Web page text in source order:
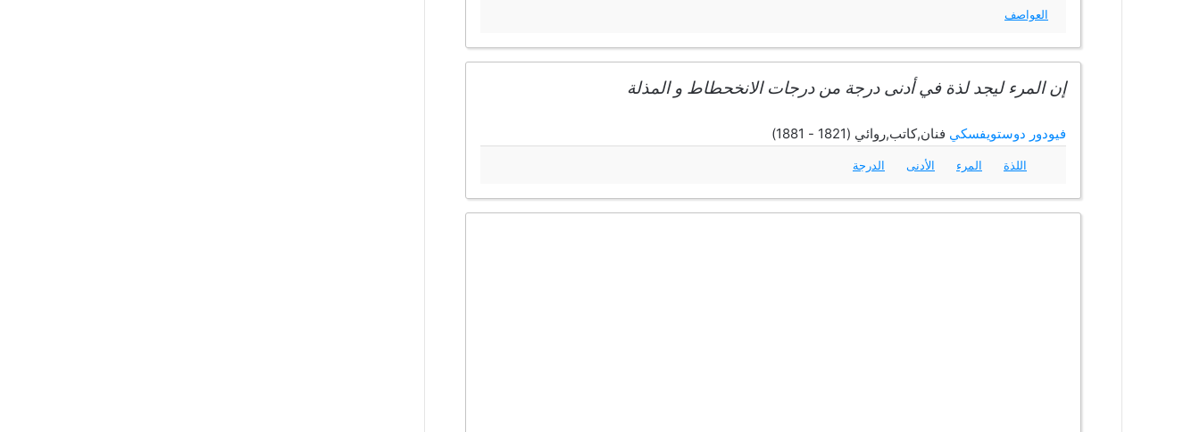
العواصف
إن المرء ليجد لذة في أدنى درجة من درجات الانخحطاط و المذلة
فيودور دوستويفسكي فنان,كاتب,روائي (1821 - 1881)
اللذة المرء الأدنى الدرجة